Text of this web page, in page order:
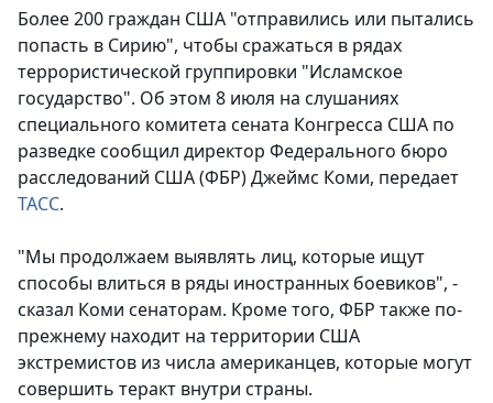
Более 200 граждан США "отправились или пытались
попасть в Сирию", чтобы сражаться в рядах
террористической группировки "Исламское
государство". Об этом 8 июля на слушаниях
специального комитета сената Конгресса США по
разведке сообщил директор Федерального бюро
расследований США (ФБР) Джеймс Коми, передает
ТАСС.
"Мы продолжаем выявлять лиц, которые ищут
способы влиться в ряды иностранных боевиков", -
сказал Коми сенаторам. Кроме того, ФБР также по-
прежнему находит на территории США
экстремистов из числа американцев, которые могут
совершить теракт внутри страны.